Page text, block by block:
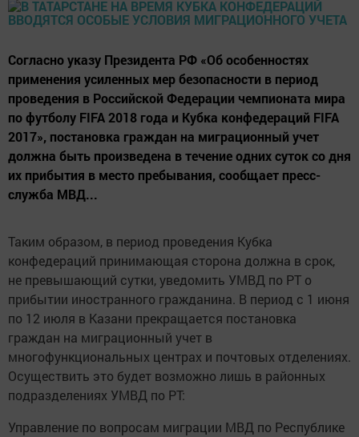
Согласно указу Президента РФ «Об особенностях
применения усиленных мер безопасности в период
проведения в Российской Федерации чемпионата мира
по футболу FIFA 2018 года и Кубка конфедераций FIFA
2017», постановка граждан на миграционный учет
должна быть произведена в течение одних суток со дня
их прибытия в место пребывания, сообщает пресс-
служба МВД...
Таким образом, в период проведения Кубка
конфедераций принимающая сторона должна в срок,
не превышающий сутки, уведомить УМВД по РТ о
прибытии иностранного гражданина. В период с 1 июня
по 12 июля в Казани прекращается постановка
граждан на миграционный учет в
многофункциональных центрах и почтовых отделениях.
Осуществить это будет возможно лишь в районных
подразделениях УМВД по РТ:
Управление по вопросам миграции МВД по Республике